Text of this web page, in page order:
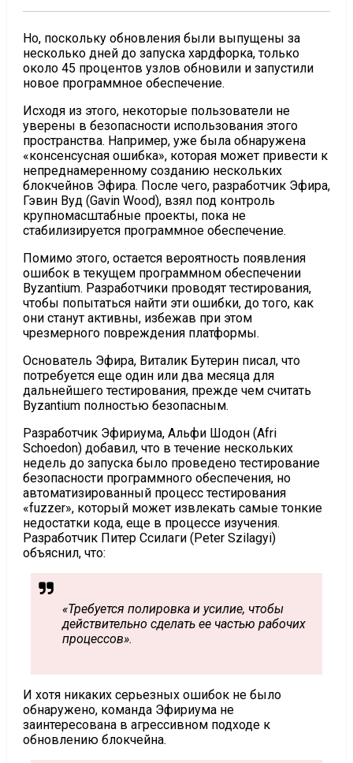
Но, поскольку обновления были выпущены за
несколько дней до запуска хардфорка, только
около 45 процентов узлов обновили и запустили
новое программное обеспечение.
Исходя из этого, некоторые пользователи не
уверены в безопасности использования этого
пространства. Например, уже была обнаружена
«консенсусная ошибка», которая может привести к
непреднамеренному созданию нескольких
блокчейнов Эфира. После чего, разработчик Эфира,
Гэвин Вуд (Gavin Wood), взял под контроль
крупномасштабные проекты, пока не
стабилизируется программное обеспечение.
Помимо этого, остается вероятность появления
ошибок в текущем программном обеспечении
Byzantium. Разработчики проводят тестирования,
чтобы попытаться найти эти ошибки, до того, как
они станут активны, избежав при этом
чрезмерного повреждения платформы.
Основатель Эфира, Виталик Бутерин писал, что
потребуется еще один или два месяца для
дальнейшего тестирования, прежде чем считать
Byzantium полностью безопасным.
Разработчик Эфириума, Альфи Шодон (Afri
Schoedon) добавил, что в течение нескольких
недель до запуска было проведено тестирование
безопасности программного обеспечения, но
автоматизированный процесс тестирования
«fuzzer», который может извлекать самые тонкие
недостатки кода, еще в процессе изучения.
Разработчик Питер Ссилаги (Peter Szilagyi)
объяснил, что:
«Требуется полировка и усилие, чтобы
действительно сделать ее частью рабочих
процессов».
И хотя никаких серьезных ошибок не было
обнаружено, команда Эфириума не
заинтересована в агрессивном подходе к
обновлению блокчейна.